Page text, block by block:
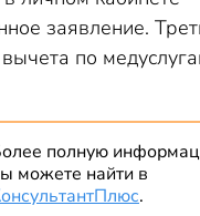
заявление.
по
полную
можете найти в
.